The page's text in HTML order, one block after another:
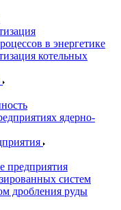
в энергетике
котельных
ядерно-
предприятия
систем
дробления руды